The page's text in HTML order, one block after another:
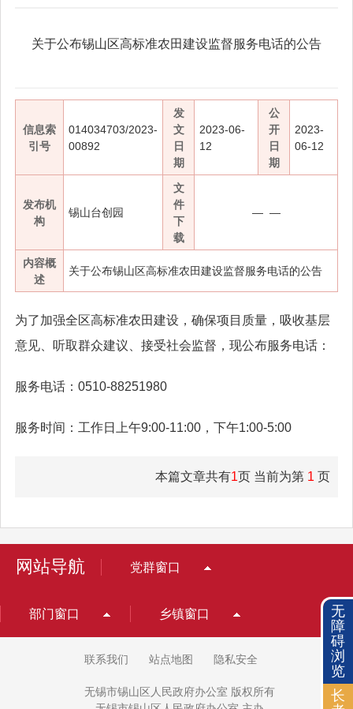
关于公布锡山区高标准农田建设监督服务电话的公告
信息索
引号
014034703/2023-
00892
发
文
日
期
2023-06-
12
公
开
日
期
2023-
06-12
发布机
构
锡山台创园
文
件
下
载
— —
内容概
述
关于公布锡山区高标准农田建设监督服务电话的公告
为了加强全区高标准农田建设，确保项目质量，吸收基层
意见、听取群众建议、接受社会监督，现公布服务电话：
服务电话：0510-88251980
服务时间：工作日上午9:00-11:00，下午1:00-5:00
本篇文章共有1页 当前为第 1 页
网站导航 党群窗口
部门窗口 乡镇窗口
联系我们 站点地图 隐私安全
无锡市锡山区人民政府办公室 版权所有
无
障
碍
浏
览
长